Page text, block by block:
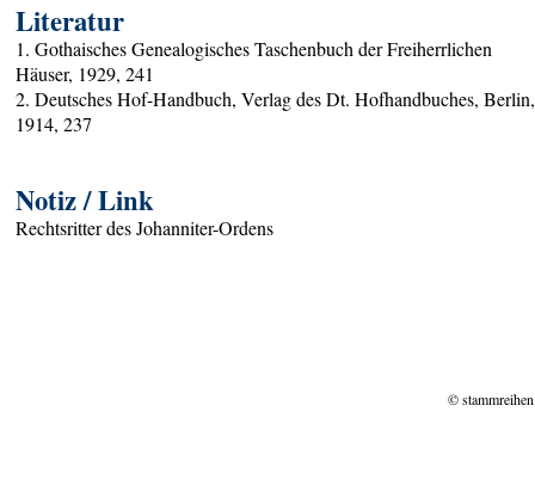
Literatur
1. Gothaisches Genealogisches Taschenbuch der Freiherrlichen
Häuser, 1929, 241
2. Deutsches Hof-Handbuch, Verlag des Dt. Hofhandbuches, Berlin,
1914, 237
Notiz / Link
Rechtsritter des Johanniter-Ordens
©